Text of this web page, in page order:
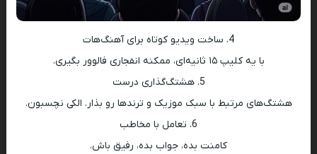
4. ساخت ویدیو کوتاه برای آهنگ‌هات
با یه کلیپ ۱۵ ثانیه‌ای، ممکنه انفجاری فالوور بگیری.
5. هشتگ‌گذاری درست
هشتگ‌های مرتبط با سبک موزیک و ترندها رو بذار. الکی نچسبون.
6. تعامل با مخاطب
کامنت بده، جواب بده، رفیق باش.